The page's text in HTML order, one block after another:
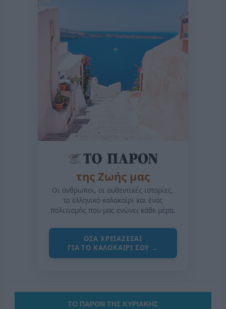
της Ζωής μας
Οι άνθρωποι, οι αυθεντικές ιστορίες,
το ελληνικό καλοκαίρι και ένας
πολιτισμός που μας ενώνει κάθε μέρα.
ΟΣΑ ΧΡΕΙΑΖΕΣΑΙ
ΓΙΑ ΤΟ ΚΑΛΟΚΑΙΡΙ ΣΟΥ →
ΤΟ ΠΑΡΟΝ ΤΗΣ ΚΥΡΙΑΚΗΣ